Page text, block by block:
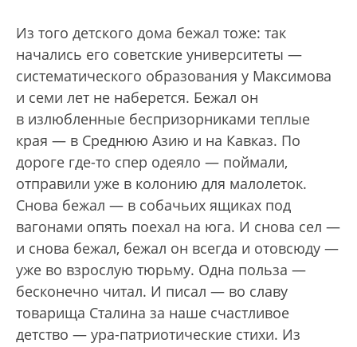
Из того детского дома бежал тоже: так
начались его советские университеты —
систематического образования у Максимова
и семи лет не наберется. Бежал он
в излюбленные беспризорниками теплые
края — в Среднюю Азию и на Кавказ. По
дороге где-то спер одеяло — поймали,
отправили уже в колонию для малолеток.
Снова бежал — в собачьих ящиках под
вагонами опять поехал на юга. И снова сел —
и снова бежал, бежал он всегда и отовсюду —
уже во взрослую тюрьму. Одна польза —
бесконечно читал. И писал — во славу
товарища Сталина за наше счастливое
детство — ура-патриотические стихи. Из